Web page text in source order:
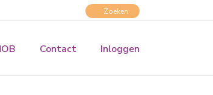
Contact Inloggen